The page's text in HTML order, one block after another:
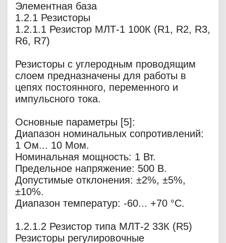
Элементная база
1.2.1 Резисторы
1.2.1.1 Резистор МЛТ-1 100К (R1, R2, R3,
R6, R7)
Резисторы с углеродным проводящим
слоем предназначены для работы в
цепях постоянного, переменного и
импульсного тока.
Основные параметры [5]:
Диапазон номинальных сопротивлений:
1 Ом... 10 Мом.
Номинальная мощность: 1 Вт.
Предельное напряжение: 500 В.
Допустимые отклонения: ±2%, ±5%,
±10%.
Диапазон температур: -60... +70 °С.
1.2.1.2 Резистор типа МЛТ-2 33К (R5)
Резисторы регулировочные